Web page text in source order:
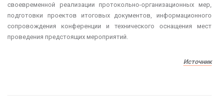
своевременной реализации протокольно-организационных мер,
подготовки проектов итоговых документов, информационного
сопровождения конференции и технического оснащения мест
проведения предстоящих мероприятий.
Источник